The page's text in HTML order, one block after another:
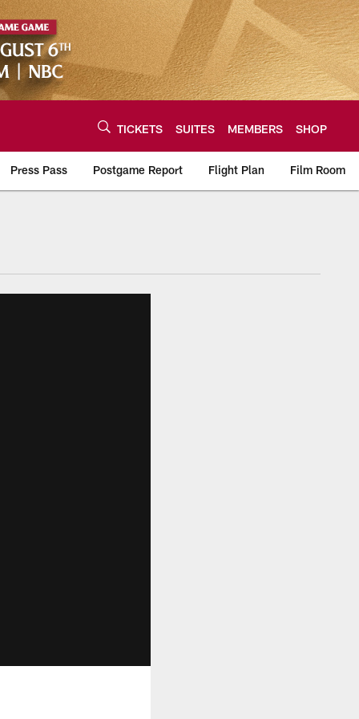
TICKETS SUITES MEMBERS SHOP
Press Pass Postgame Report Flight Plan Film Room